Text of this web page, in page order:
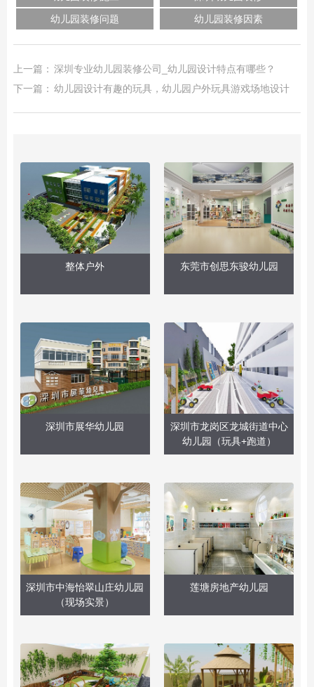
幼儿园装修问题
幼儿园装修因素
上一篇： 深圳专业幼儿园装修公司_幼儿园设计特点有哪些？
下一篇： 幼儿园设计有趣的玩具，幼儿园户外玩具游戏场地设计
整体户外 东莞市创思东骏幼儿园
深圳市展华幼儿园
深圳市龙岗区龙城街道中心
幼儿园（玩具+跑道）
深圳市中海怡翠山庄幼儿园
（现场实景）
莲塘房地产幼儿园